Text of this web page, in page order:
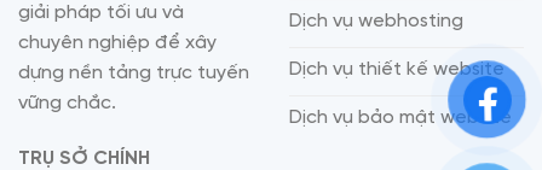
giải pháp tối ưu và
chuyên nghiệp để xây
dựng nền tảng trực tuyến
vững chắc.
TRỤ SỞ CHÍNH
Dịch vụ webhosting
Dịch vụ thiết kế website
Dịch vụ bảo mật website